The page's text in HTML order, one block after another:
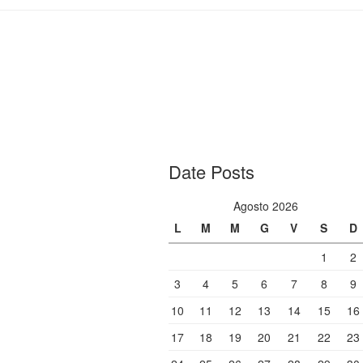
Date Posts
Agosto 2026
L
M M G V S
D
1
2
3
4 5 6 7 8
9
10
11 12 13 14 15
16
17
18 19 20 21 22
23